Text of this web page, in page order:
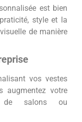
est bien
style et la
de manière
vos vestes
augmentez votre
de salons ou